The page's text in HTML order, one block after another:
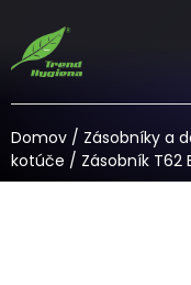
Domov / Zásobníky a
kotúče / Zásobník T62